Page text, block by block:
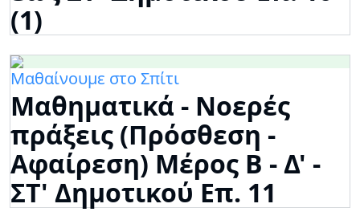
(1)
Μαθαίνουμε στο Σπίτι
Μαθηματικά - Νοερές
πράξεις (Πρόσθεση -
Αφαίρεση) Μέρος Β - Δ' -
ΣΤ' Δημοτικού Επ. 11